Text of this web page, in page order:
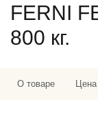
FERNI
800 кг.
О товаре Цена